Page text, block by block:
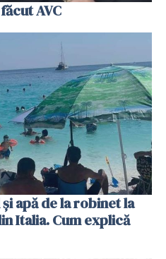
AVC
apă de la robinet la
Italia. Cum explică